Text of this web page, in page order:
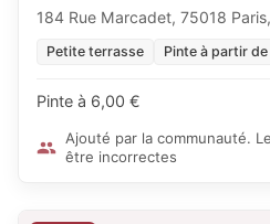
184 Rue Marcadet, 75018
Petite terrasse Pinte à partir
Pinte à 6,00 €
Ajouté par la communauté.
être incorrectes